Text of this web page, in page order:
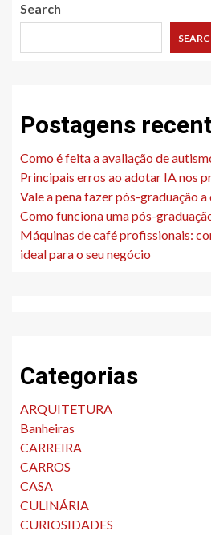
Search
Postagens
Como é feita a avaliação de
Principais erros ao adotar IA nos
Vale a pena fazer pós-graduação a
Como funciona uma pós-
Máquinas de café profissionais:
ideal para o seu negócio
Categorias
ARQUITETURA
Banheiras
CARREIRA
CARROS
CASA
CULINÁRIA
CURIOSIDADES